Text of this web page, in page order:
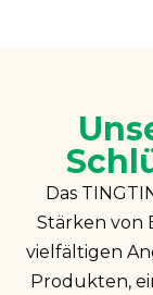
Das
Stärken von
vielfältigen
Produkten,